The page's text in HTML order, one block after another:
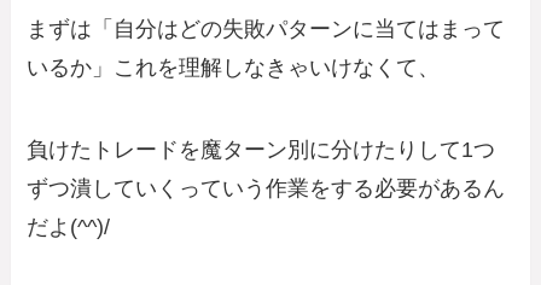
まずは「自分はどの失敗パターンに当てはまって
いるか」これを理解しなきゃいけなくて、
負けたトレードを魔ターン別に分けたりして1つ
ずつ潰していくっていう作業をする必要があるん
だよ(^^)/